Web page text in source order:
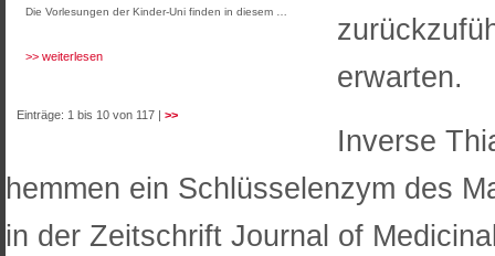
Die Vorlesungen der Kinder-Uni finden in diesem …
>> weiterlesen
Einträge: 1 bis 10 von 117 | >>
erwarten.
Inverse
hemmen ein Schlüsselenzym des
in der Zeitschrift Journal of